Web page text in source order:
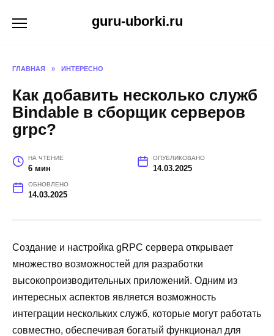
guru-uborki.ru
ГЛАВНАЯ » ИНТЕРЕСНО
Как добавить несколько служб
Bindable в сборщик серверов
grpc?
НА ЧТЕНИЕ
6 мин
ОПУБЛИКОВАНО
14.03.2025
ОБНОВЛЕНО
14.03.2025
Создание и настройка gRPC сервера открывает
множество возможностей для разработки
высокопроизводительных приложений. Одним из
интересных аспектов является возможность
интеграции нескольких служб, которые могут работать
совместно, обеспечивая богатый функционал для